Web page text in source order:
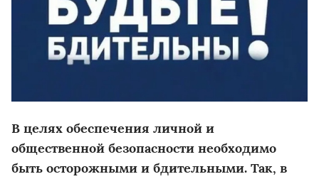
В целях обеспечения личной и
общественной безопасности необходимо
быть осторожными и бдительными. Так, в